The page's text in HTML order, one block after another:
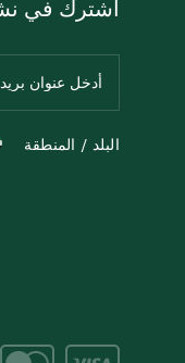
اشترك في
البلد / المنطقة